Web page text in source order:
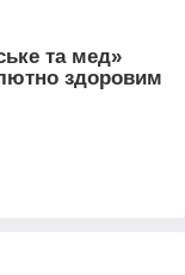
та мед»
здоровим